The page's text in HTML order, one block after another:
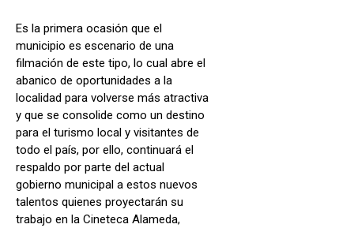
Es la primera ocasión que el
municipio es escenario de una
filmación de este tipo, lo cual abre el
abanico de oportunidades a la
localidad para volverse más atractiva
y que se consolide como un destino
para el turismo local y visitantes de
todo el país, por ello, continuará el
respaldo por parte del actual
gobierno municipal a estos nuevos
talentos quienes proyectarán su
trabajo en la Cineteca Alameda,